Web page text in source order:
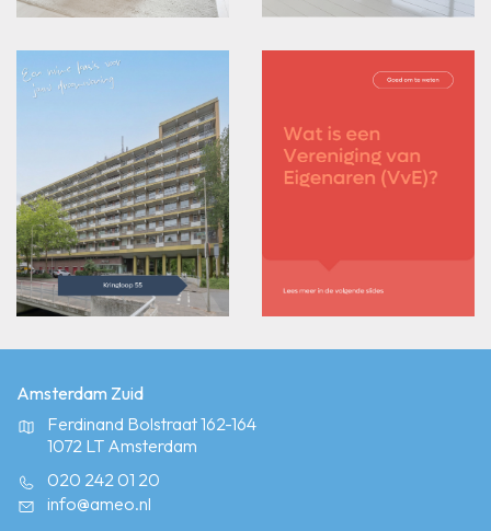
Amsterdam Zuid
Ferdinand Bolstraat 162-164
1072 LT Amsterdam
020 242 01 20
info@ameo.nl